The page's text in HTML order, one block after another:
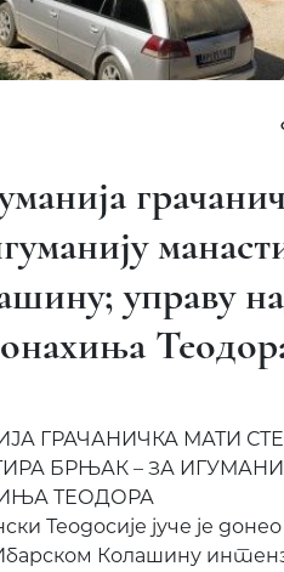
управу
ГРАЧАНИЧКА МАТИ
БРЊАК – ЗА
ТЕОДОРА
Теодосије јуче је
Колашину